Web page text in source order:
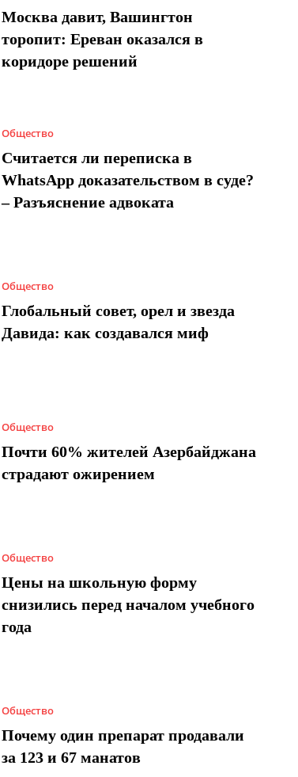
Москва давит, Вашингтон
торопит: Ереван оказался в
коридоре решений
Общество
Считается ли переписка в
WhatsApp доказательством в суде?
– Разъяснение адвоката
Общество
Глобальный совет, орел и звезда
Давида: как создавался миф
Общество
Почти 60% жителей Азербайджана
страдают ожирением
Общество
Цены на школьную форму
снизились перед началом учебного
года
Общество
Почему один препарат продавали
за 123 и 67 манатов